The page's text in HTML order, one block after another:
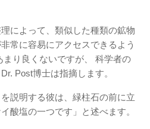
によって、類似した種類の鉱物
常に容易にアクセスできるよう
り良くないですが、 科学者の
Post博士は指摘します。
説明する彼は、緑柱石の前に立
酸塩の一つです」と述べます。